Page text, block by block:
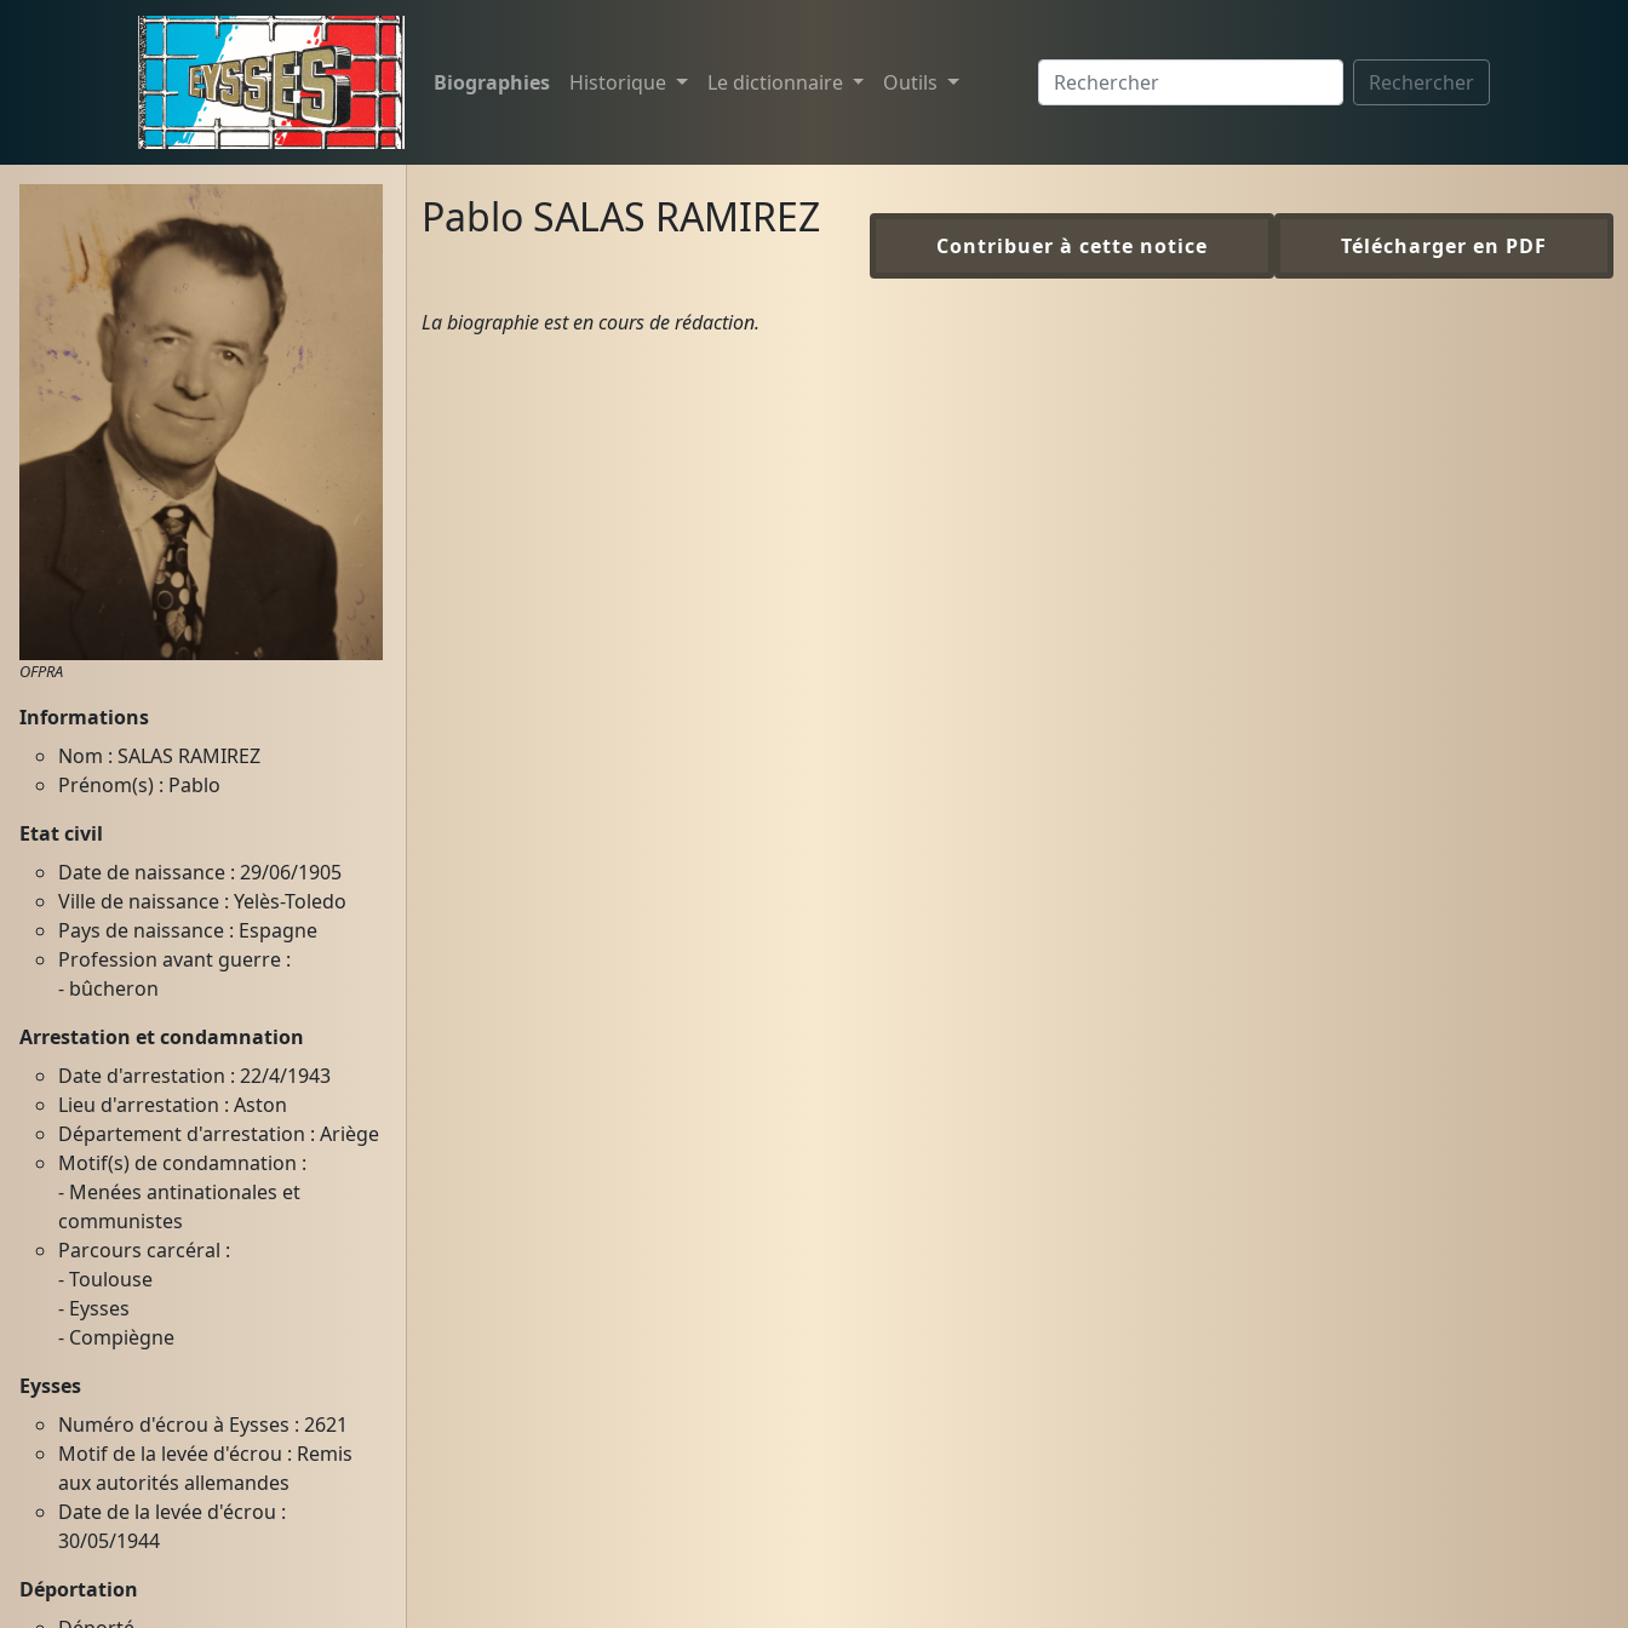
Biographies Historique Le dictionnaire Outils Rechercher
OFPRA
Informations
Nom : SALAS RAMIREZ
Prénom(s) : Pablo
Etat civil
Date de naissance : 29/06/1905
Ville de naissance : Yelès-Toledo
Pays de naissance : Espagne
Profession avant guerre :
- bûcheron
Arrestation et condamnation
Date d'arrestation : 22/4/1943
Lieu d'arrestation : Aston
Département d'arrestation : Ariège
Motif(s) de condamnation :
- Menées antinationales et
communistes
Parcours carcéral :
- Toulouse
- Eysses
- Compiègne
Eysses
Numéro d'écrou à Eysses : 2621
Motif de la levée d'écrou : Remis
aux autorités allemandes
Date de la levée d'écrou :
30/05/1944
Déportation
Pablo SALAS RAMIREZ
Contribuer à cette notice Télécharger en PDF
La biographie est en cours de rédaction.